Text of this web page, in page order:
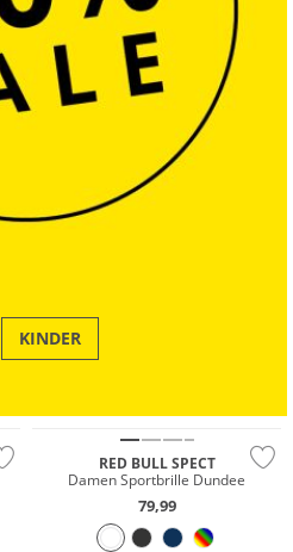
KINDER
RED BULL SPECT
Damen Sportbrille Dundee
79,99